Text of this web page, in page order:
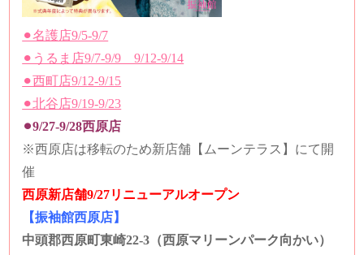
⚫︎名護店9/5-9/7
⚫︎うるま店9/7-9/9 9/12-9/14
⚫︎西町店9/12-9/15
⚫︎北谷店9/19-9/23
⚫︎9/27-9/28西原店
※西原店は移転のため新店舗【ムーンテラス】にて開
催
西原新店舗9/27リニューアルオープン
【振袖館西原店】
中頭郡西原町東崎22-3（西原マリーンパーク向かい）